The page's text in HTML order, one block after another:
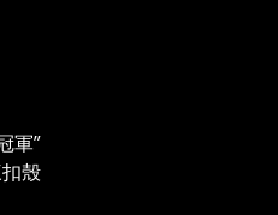
軍”
殼